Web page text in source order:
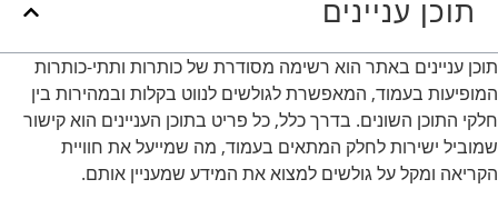
תוכן עניינים
תוכן עניינים באתר הוא רשימה מסודרת של כותרות ותתי-כותרות
המופיעות בעמוד, המאפשרת לגולשים לנווט בקלות ובמהירות בין
חלקי התוכן השונים. בדרך כלל, כל פריט בתוכן העניינים הוא קישור
שמוביל ישירות לחלק המתאים בעמוד, מה שמייעל את חוויית
הקריאה ומקל על גולשים למצוא את המידע שמעניין אותם.